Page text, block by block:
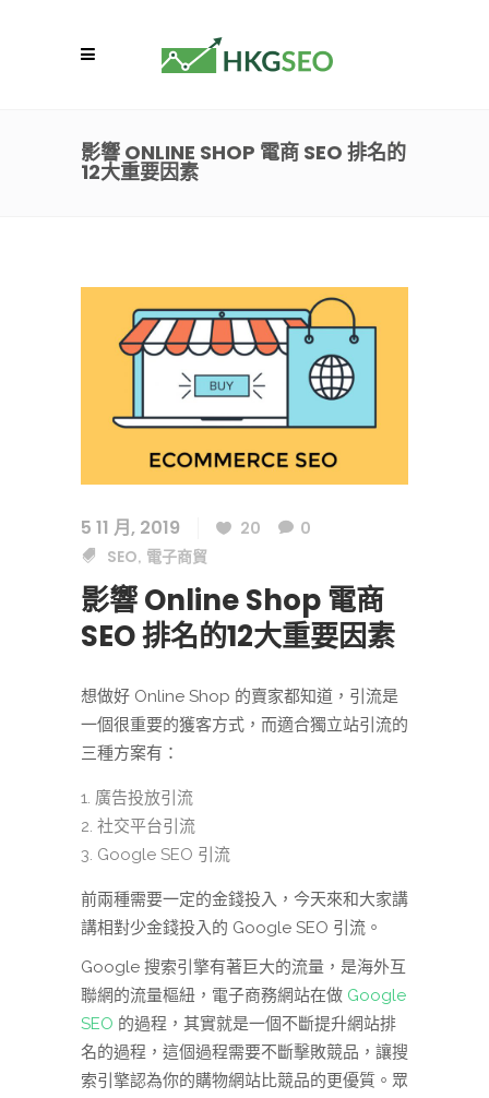
影響 ONLINE SHOP 電商 SEO 排名的
12大重要因素
5 11 月, 2019 20
0
SEO, 電子商貿
影響 Online Shop 電商
SEO 排名的12大重要因素
想做好 Online Shop 的賣家都知道，引流是
一個很重要的獲客方式，而適合獨立站引流的
三種方案有：
廣告投放引流
社交平台引流
Google SEO 引流
前兩種需要一定的金錢投入，今天來和大家講
講相對少金錢投入的 Google SEO 引流。
Google 搜索引擎有著巨大的流量，是海外互
聯網的流量樞紐，電子商務網站在做 Google
SEO 的過程，其實就是一個不斷提升網站排
名的過程，這個過程需要不斷擊敗競品，讓搜
索引擎認為你的購物網站比競品的更優質。眾